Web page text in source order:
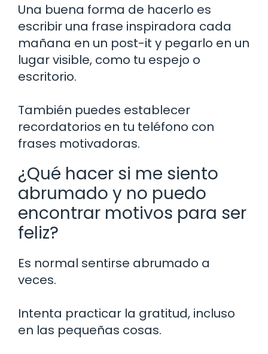
Una buena forma de hacerlo es
escribir una frase inspiradora cada
mañana en un post-it y pegarlo en un
lugar visible, como tu espejo o
escritorio.
También puedes establecer
recordatorios en tu teléfono con
frases motivadoras.
¿Qué hacer si me siento
abrumado y no puedo
encontrar motivos para ser
feliz?
Es normal sentirse abrumado a
veces.
Intenta practicar la gratitud, incluso
en las pequeñas cosas.